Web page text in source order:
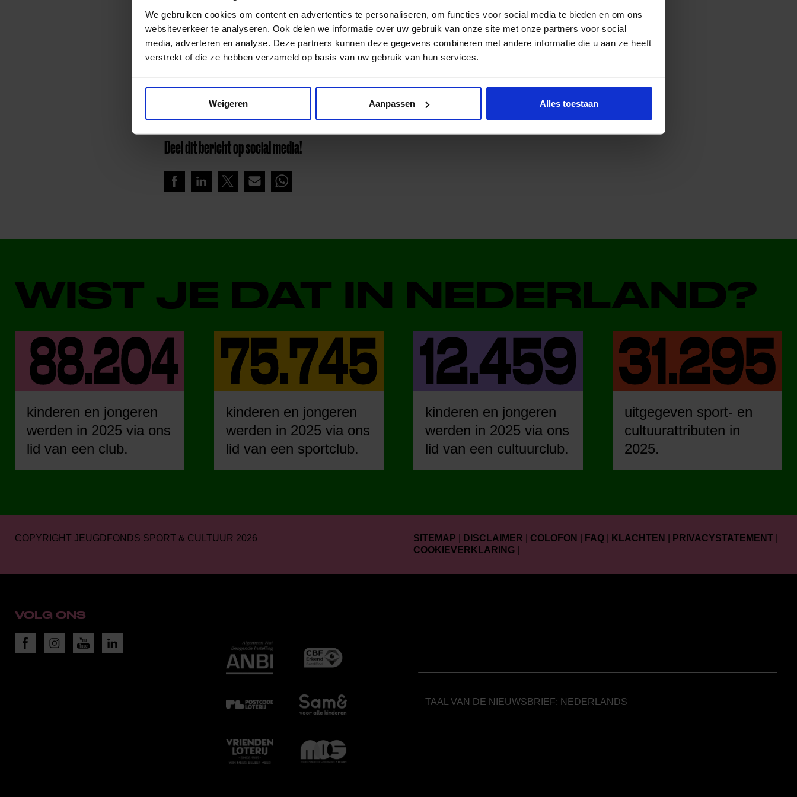
We gebruiken cookies om content en advertenties te personaliseren, om functies voor social media te bieden en om ons
websiteverkeer te analyseren. Ook delen we informatie over uw gebruik van onze site met onze partners voor social
media, adverteren en analyse. Deze partners kunnen deze gegevens combineren met andere informatie die u aan ze heeft
verstrekt of die ze hebben verzameld op basis van uw gebruik van hun services.
Weigeren Aanpassen Alles toestaan
toevoegen. Voorwaarde is dat het cursussen zijn voor kinderen en jongeren tot 18 jaar.
Aanmelden kan via de website vanKunstvol.
Deel dit bericht op social media!
WIST JE DAT IN NEDERLAND?
kinderen en jongeren
werden in 2025 via ons
lid van een club.
kinderen en jongeren
werden in 2025 via ons
lid van een sportclub.
kinderen en jongeren
werden in 2025 via ons
lid van een cultuurclub.
uitgegeven sport- en
cultuurattributen in
2025.
COPYRIGHT JEUGDFONDS SPORT & CULTUUR 2026 SITEMAP DISCLAIMER COLOFON FAQ KLACHTEN PRIVACYSTATEMENT
COOKIEVERKLARING
VOLG ONS
TAAL VAN DE NIEUWSBRIEF: NEDERLANDS